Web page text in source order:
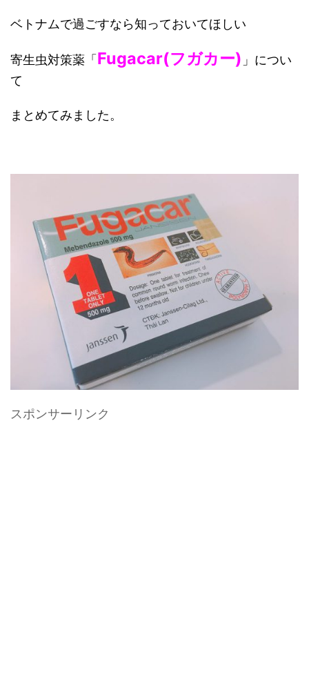
ベトナムで過ごすなら知っておいてほしい
寄生虫対策薬「 Fugacar(フガカー) 」につい
て
まとめてみました。
スポンサーリンク